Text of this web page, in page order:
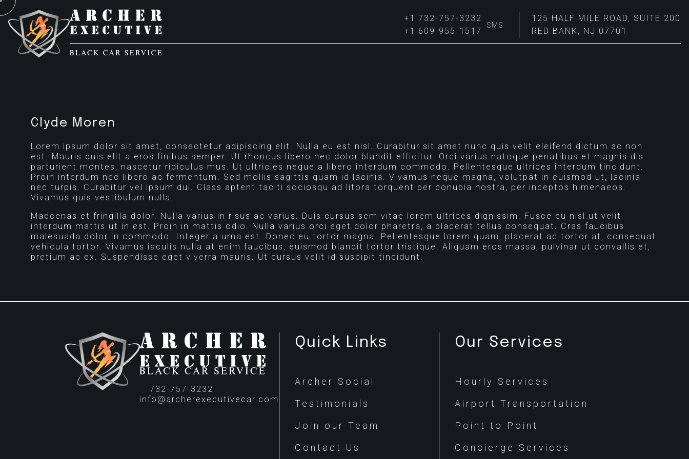
+1 732-757-3232
+1 609-955-1517
SMS
125 HALF MILE ROAD, SUITE 200
RED BANK, NJ 07701
Clyde Moren
Lorem ipsum dolor sit amet, consectetur adipiscing elit. Nulla eu est nisl. Curabitur sit amet nunc quis velit eleifend dictum ac non
est. Mauris quis elit a eros finibus semper. Ut rhoncus libero nec dolor blandit efficitur. Orci varius natoque penatibus et magnis dis
parturient montes, nascetur ridiculus mus. Ut ultricies neque a libero interdum commodo. Pellentesque ultrices interdum tincidunt.
Proin interdum nec libero ac fermentum. Sed mollis sagittis quam id lacinia. Vivamus neque magna, volutpat in euismod ut, lacinia
nec turpis. Curabitur vel ipsum dui. Class aptent taciti sociosqu ad litora torquent per conubia nostra, per inceptos himenaeos.
Vivamus quis vestibulum nulla.
Maecenas et fringilla dolor. Nulla varius in risus ac varius. Duis cursus sem vitae lorem ultrices dignissim. Fusce eu nisl ut velit
interdum mattis ut in est. Proin in mattis odio. Nulla varius orci eget dolor pharetra, a placerat tellus consequat. Cras faucibus
malesuada dolor in commodo. Integer a urna est. Donec eu tortor magna. Pellentesque lorem quam, placerat ac tortor at, consequat
vehicula tortor. Vivamus iaculis nulla at enim faucibus, euismod blandit tortor tristique. Aliquam eros massa, pulvinar ut convallis et,
pretium ac ex. Suspendisse eget viverra mauris. Ut cursus velit id suscipit tincidunt.
732-757-3232
info@archerexecutivecar.com
Quick Links
Archer Social
Testimonials
Join our Team
Contact Us
Our Services
Hourly Services
Airport Transportation
Point to Point
Concierge Services